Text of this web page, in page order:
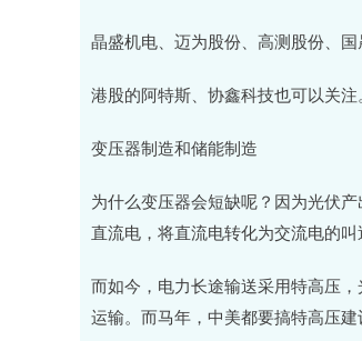
晶盛机电、迈为股份、高测股份、
港股的阿特斯、协鑫科技也可以关注。
变压器制造和储能制造
为什么变压器会短缺呢？因为光伏
直流电，将直流电转化为交流电的叫
而如今，电力长途输送采用特高压
运输。而马年，中美都要搞特高压建